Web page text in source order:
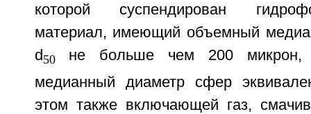
которой суспендирован
материал, имеющий объемный
d 50не больше чем 200 микрон,
медианный диаметр сфер
этом также включающей газ,